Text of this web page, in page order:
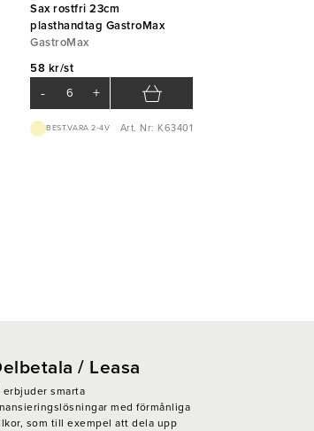
Sax rostfri 23cm
plasthandtag GastroMax
GastroMax
58 kr/st
- +
BEST.VARA 2-4V Art. Nr: K63401
/ Leasa
erbjuder smarta
med förmånliga
som till exempel att dela upp